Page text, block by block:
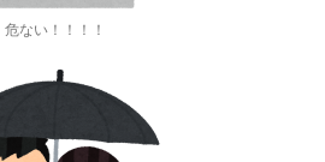
危ない！！！！